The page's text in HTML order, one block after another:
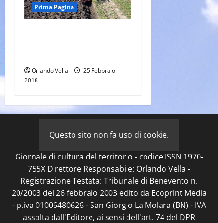
Prima Pagina
Orlando Vella
25 Febbraio
2018
Questo sito non fa uso di cookie.
Giornale di cultura del territorio - codice ISSN 1970-
755X Direttore Responsabile: Orlando Vella -
Registrazione Testata: Tribunale di Benevento n.
20/2003 del 26 febbraio 2003 edito da Ecoprint Media
- p.iva 01006480626 - San Giorgio La Molara (BN) - IVA
assolta dall'Editore, ai sensi dell'art. 74 del DPR